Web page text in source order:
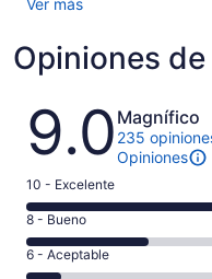
Opiniones
Opiniones
9.0 Magnífico
235
Opiniones
Puntuación
de
10,
es
decir,
10 - Excelente
Puntuación
de
8,
8 - Bueno
Puntuación
6 - Aceptable